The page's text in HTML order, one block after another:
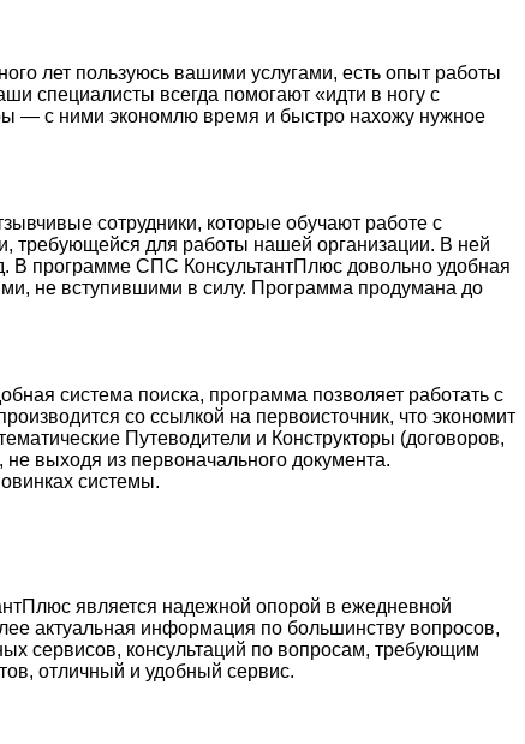
лет пользуюсь вашими услугами, есть опыт работы
специалисты всегда помогают «идти в ногу с
— с ними экономлю время и быстро нахожу нужное
сотрудники, которые обучают работе с
требующейся для работы нашей организации. В ней
В программе СПС КонсультантПлюс довольно удобная
не вступившими в силу. Программа продумана до
система поиска, программа позволяет работать с
со ссылкой на первоисточник, что экономит
Путеводители и Конструкторы (договоров,
выходя из первоначального документа.
системы.
является надежной опорой в ежедневной
актуальная информация по большинству вопросов,
сервисов, консультаций по вопросам, требующим
отличный и удобный сервис.